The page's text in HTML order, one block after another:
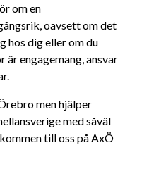
om en
oavsett om det
hos dig eller om du
är engagemang, ansvar
men hjälper
med såväl
till oss på AxÖ